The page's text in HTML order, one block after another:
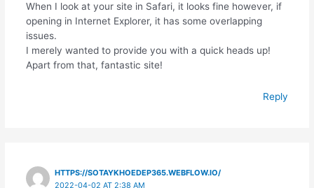
When I look at your site in Safari, it looks fine however, if
opening in Internet Explorer, it has some overlapping
issues.
I merely wanted to provide you with a quick heads up!
Apart from that, fantastic site!
Reply
HTTPS://SOTAYKHOEDEP365.WEBFLOW.IO/
2022-04-02 AT 2:38 AM